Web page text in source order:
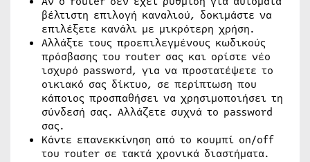
βέλτιστη επιλογή καναλιού, δοκιμάστε να
επιλέξετε κανάλι με μικρότερη χρήση.
Αλλάξτε τους προεπιλεγμένους κωδικούς
πρόσβασης του router σας και ορίστε νέο
ισχυρό password, για να προστατέψετε το
οικιακό σας δίκτυο, σε περίπτωση που
κάποιος προσπαθήσει να χρησιμοποιήσει τη
σύνδεσή σας. Αλλάζετε συχνά το password
σας.
Κάντε επανεκκίνηση από το κουμπί on/off
του router σε τακτά χρονικά διαστήματα.